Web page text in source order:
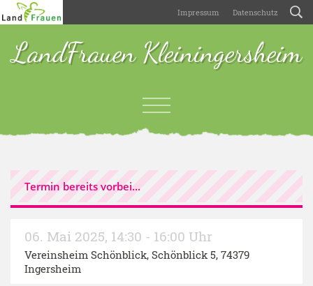
Impressum Datenschutz
LandFrauen Kleiningersheim
Termin bereits vorbei...
06. Mai 2025, 14:30 - 16:00 Uhr
Vereinsheim Schönblick, Schönblick 5, 74379
Ingersheim